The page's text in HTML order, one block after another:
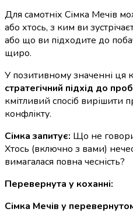
Для самотніх Сімка Мечів
або хтось, з ким ви
або що ви підходите до
щиро.
У позитивному значенні ця
стратегічний підхід до
кмітливий спосіб вирішити
конфлікту.
Сімка запитує: Що не
Хтось (включно з вами)
вимагалася повна чесність?
Перевернута у коханні:
Сімка Мечів у